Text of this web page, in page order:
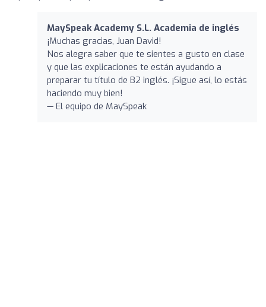
MaySpeak Academy S.L. Academia de inglés
¡Muchas gracias, Juan David!
Nos alegra saber que te sientes a gusto en clase
y que las explicaciones te están ayudando a
preparar tu título de B2 inglés. ¡Sigue así, lo estás
haciendo muy bien!
— El equipo de MaySpeak